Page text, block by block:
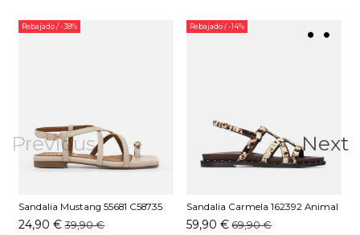
Previous
Rebajado/ -38%
Sandalia Mustang 55681 C58735
Beige
24,90 € 39,90 €
Rebajado/ -14%
Sandalia Carmela 162392 Animal
Print
59,90 € 69,90 €
Next